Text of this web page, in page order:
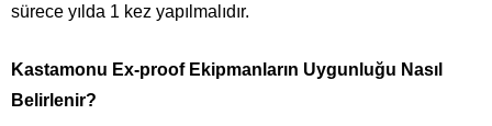
sürece yılda 1 kez yapılmalıdır.
Kastamonu Ex-proof Ekipmanların Uygunluğu Nasıl
Belirlenir?